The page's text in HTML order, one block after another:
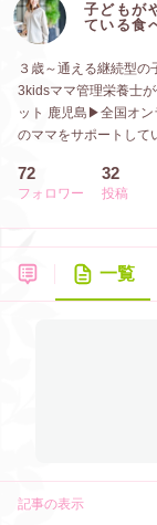
子どもが
ている食
３歳～通える継続型の
3kidsママ管理栄養士
ット 鹿児島▶︎全国オン
のママをサポートして
72
フォロワー
32
投稿
一覧
記事の表示